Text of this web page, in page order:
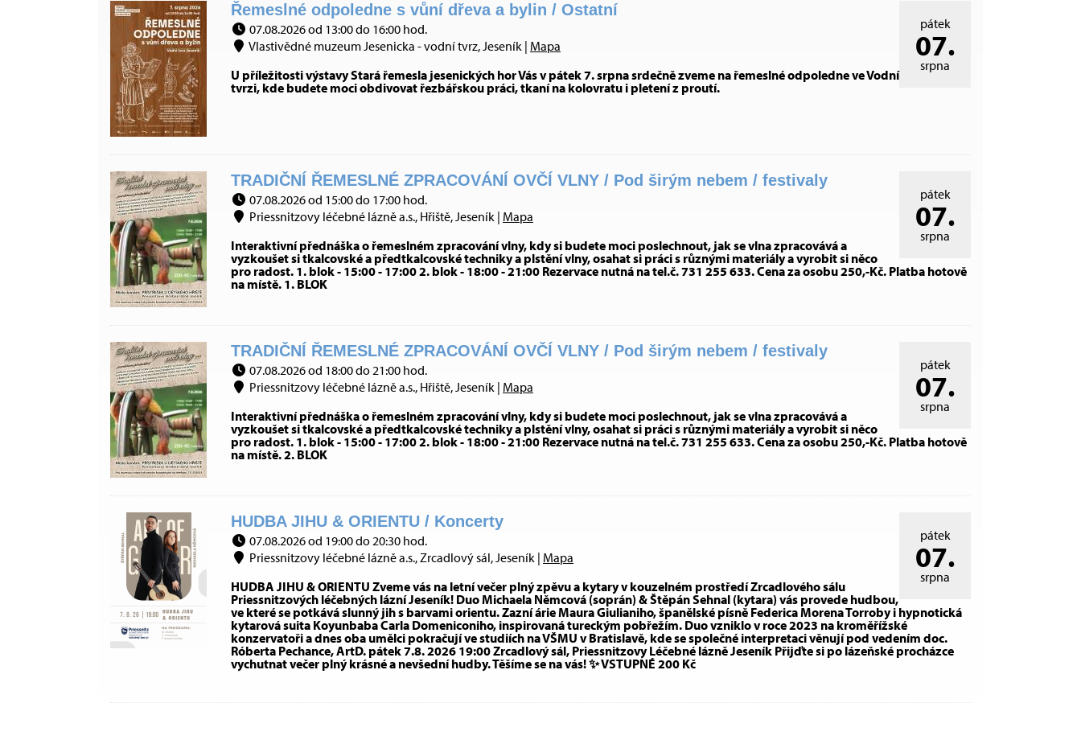
pátek
07.
srpna
Řemeslné odpoledne s vůní dřeva a bylin / Ostatní
07.08.2026 od 13:00 do 16:00 hod.
Vlastivědné muzeum Jesenicka - vodní tvrz, Jeseník | Mapa
U příležitosti výstavy Stará řemesla jesenických hor Vás v pátek 7. srpna srdečně zveme na řemeslné odpoledne ve Vodní
tvrzi, kde budete moci obdivovat řezbářskou práci, tkaní na kolovratu i pletení z proutí.
pátek
07.
srpna
TRADIČNÍ ŘEMESLNÉ ZPRACOVÁNÍ OVČÍ VLNY / Pod širým nebem / festivaly
07.08.2026 od 15:00 do 17:00 hod.
Priessnitzovy léčebné lázně a.s., Hřiště, Jeseník | Mapa
Interaktivní přednáška o řemeslném zpracování vlny, kdy si budete moci poslechnout, jak se vlna zpracovává a
vyzkoušet si tkalcovské a předtkalcovské techniky a plstění vlny, osahat si práci s různými materiály a vyrobit si něco
pro radost. 1. blok - 15:00 - 17:00 2. blok - 18:00 - 21:00 Rezervace nutná na tel.č. 731 255 633. Cena za osobu 250,-Kč. Platba hotově
na místě. 1. BLOK
pátek
07.
srpna
TRADIČNÍ ŘEMESLNÉ ZPRACOVÁNÍ OVČÍ VLNY / Pod širým nebem / festivaly
07.08.2026 od 18:00 do 21:00 hod.
Priessnitzovy léčebné lázně a.s., Hřiště, Jeseník | Mapa
Interaktivní přednáška o řemeslném zpracování vlny, kdy si budete moci poslechnout, jak se vlna zpracovává a
vyzkoušet si tkalcovské a předtkalcovské techniky a plstění vlny, osahat si práci s různými materiály a vyrobit si něco
pro radost. 1. blok - 15:00 - 17:00 2. blok - 18:00 - 21:00 Rezervace nutná na tel.č. 731 255 633. Cena za osobu 250,-Kč. Platba hotově
na místě. 2. BLOK
pátek
07.
srpna
HUDBA JIHU & ORIENTU / Koncerty
07.08.2026 od 19:00 do 20:30 hod.
Priessnitzovy léčebné lázně a.s., Zrcadlový sál, Jeseník | Mapa
HUDBA JIHU & ORIENTU Zveme vás na letní večer plný zpěvu a kytary v kouzelném prostředí Zrcadlového sálu
Priessnitzových léčebných lázní Jeseník! Duo Michaela Němcová (soprán) & Štěpán Sehnal (kytara) vás provede hudbou,
ve které se potkává slunný jih s barvami orientu. Zazní árie Maura Giulianiho, španělské písně Federica Morena Torroby i hypnotická
kytarová suita Koyunbaba Carla Domeniconiho, inspirovaná tureckým pobřežím. Duo vzniklo v roce 2023 na kroměřížské
konzervatoři a dnes oba umělci pokračují ve studiích na VŠMU v Bratislavě, kde se společné interpretaci věnují pod vedením doc.
Róberta Pechance, ArtD. pátek 7.8. 2026 19:00 Zrcadlový sál, Priessnitzovy Léčebné lázně Jeseník Přijďte si po lázeňské procházce
vychutnat večer plný krásné a nevšední hudby. Těšíme se na vás! ✨ VSTUPNÉ 200 Kč